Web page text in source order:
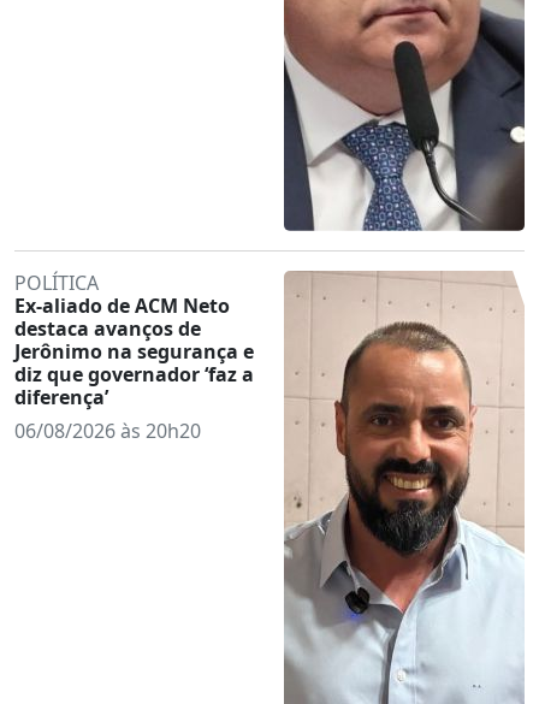
POLÍTICA
Ex-aliado de ACM Neto
destaca avanços de
Jerônimo na segurança e
diz que governador ‘faz a
diferença’
06/08/2026 às 20h20